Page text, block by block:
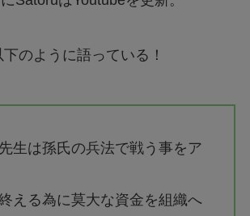
のように語っている！
生は孫氏の兵法で戦う事をア
える為に莫大な資金を組織へ